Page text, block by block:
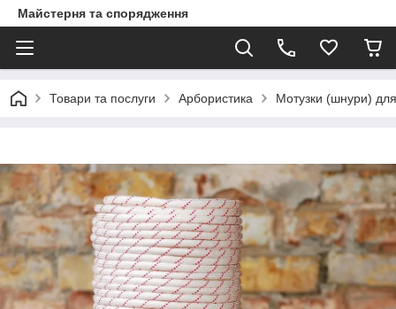
Майстерня та спорядження
Товари та послуги Арбористика Мотузки (шнури)